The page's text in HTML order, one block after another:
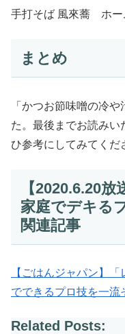
手打そば 風來蕎 ホー
まとめ
「かつお節味噌の冷
た。最後までお読み
ひ参考にしてみてくだ
【2020.6.20
家庭でデキる
関連記事
【ごはんジャパン】
でできるプロ技を一流
Related Posts: